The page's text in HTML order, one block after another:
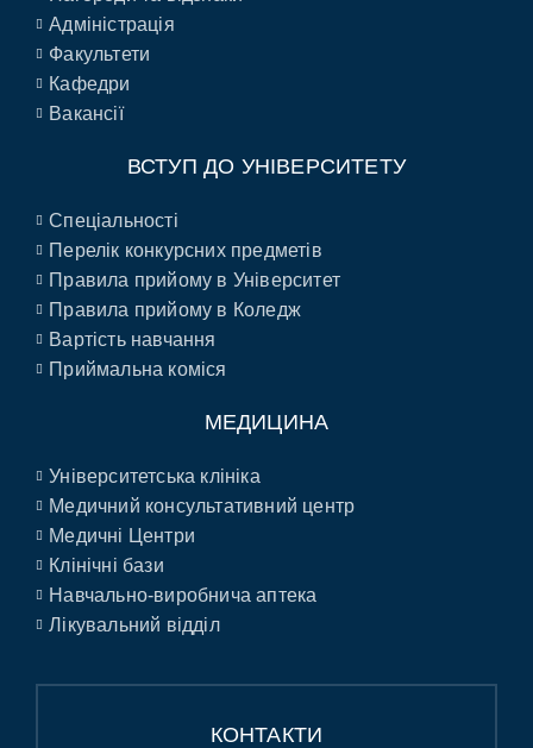
Адміністрація
Факультети
Кафедри
Вакансії
ВСТУП ДО УНІВЕРСИТЕТУ
Спеціальності
Перелік конкурсних предметів
Правила прийому в Університет
Правила прийому в Коледж
Вартість навчання
Приймальна коміся
МЕДИЦИНА
Університетська клініка
Медичний консультативний центр
Медичні Центри
Клінічні бази
Навчально-виробнича аптека
Лікувальний відділ
КОНТАКТИ